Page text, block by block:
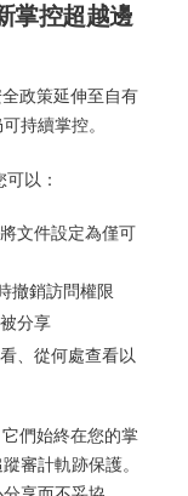
掌控超越邊
政策延伸至自有
持續掌控。
以：
文件設定為僅可
撤銷訪問權限
分享
、從何處查看以
們始終在您的掌
審計軌跡保護。